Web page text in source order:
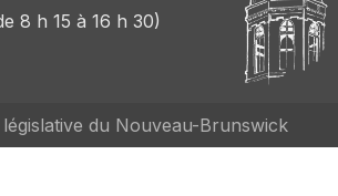
8 h 15 à 16 h 30)
du Nouveau-Brunswick